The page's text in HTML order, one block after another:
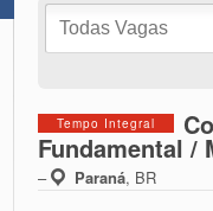
Tempo Integral
Fundamental /
– Paraná, BR